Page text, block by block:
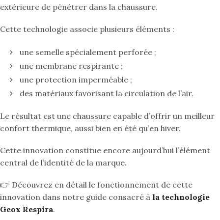
extérieure de pénétrer dans la chaussure.
Cette technologie associe plusieurs éléments :
une semelle spécialement perforée ;
une membrane respirante ;
une protection imperméable ;
des matériaux favorisant la circulation de l’air.
Le résultat est une chaussure capable d’offrir un meilleur
confort thermique, aussi bien en été qu’en hiver.
Cette innovation constitue encore aujourd’hui l’élément
central de l’identité de la marque.
👉 Découvrez en détail le fonctionnement de cette
innovation dans notre guide consacré à la technologie
Geox Respira.